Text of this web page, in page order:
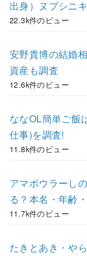
出身）ヌプシニ
22.3k件のビュー
安野貴博の結婚
資産も調査
12.6k件のビュー
ななOL簡単ご飯
仕事)を調査!
11.8k件のビュー
アマボウラーし
る？本名・年齢
11.7k件のビュー
たきとあき・や